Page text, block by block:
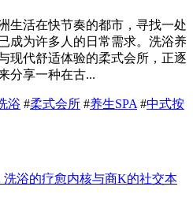
生活在快节奏的都市，寻找一处
成为许多人的日常需求。洗浴养
现代舒适体验的柔式会所，正逐
分享一种在古...
浴 #柔式会所 #养生SPA #中式按